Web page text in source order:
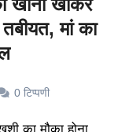
खाकर
मां का
0 टिप्पणी